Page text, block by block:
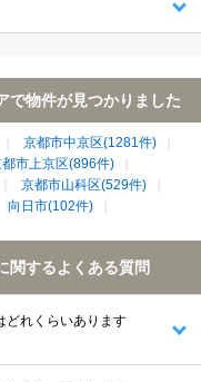
で物件が見つかりました
京都市中京区(1281件)
都市上京区(896件)
京都市山科区(529件)
向日市(102件)
関するよくある質問
どれくらいあります